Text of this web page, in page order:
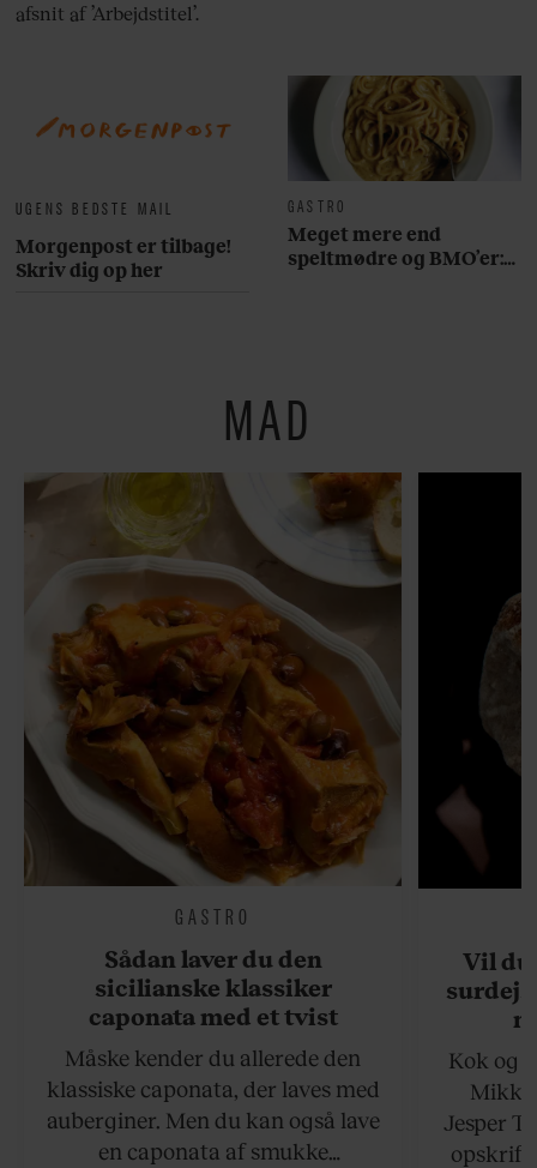
UGENS BEDSTE MAIL
Morgenpost er tilbage!
Skriv dig op her
GASTRO
Meget mere end
speltmødre og BMO’er:
afsnit af ’Arbejdstitel’.
MAD
GASTRO
Sådan laver du den
sicilianske klassiker
caponata med et tvist
Måske kender du allerede den
klassiske caponata, der laves med
auberginer. Men du kan også lave
en caponata af smukke
Vil du
Kok og
Jesper
opskrift